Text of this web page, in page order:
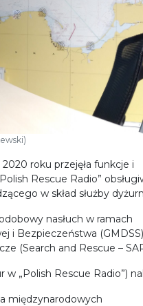
roku przejęła funkcje i
Rescue Radio”
w skład służby
nasłuch w ramach
i Bezpieczeństwa
(Search and Rescue –
w „Polish Rescue Radio”)
międzynarodowych